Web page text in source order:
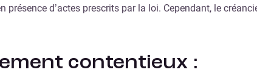
d’actes prescrits par la loi. Cependant, le
contentieux :